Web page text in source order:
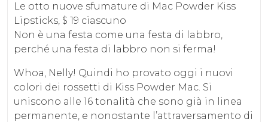
Le otto nuove sfumature di Mac Powder Kiss
Lipsticks, $ 19 ciascuno
Non è una festa come una festa di labbro,
perché una festa di labbro non si ferma!
Whoa, Nelly! Quindi ho provato oggi i nuovi
colori dei rossetti di Kiss Powder Mac. Si
uniscono alle 16 tonalità che sono già in linea
permanente, e nonostante l’attraversamento di